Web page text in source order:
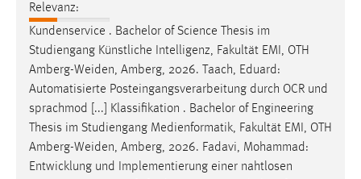
Relevanz:
Kundenservice . Bachelor of Science Thesis im
Studiengang Künstliche Intelligenz, Fakultät EMI, OTH
Amberg-Weiden, Amberg, 2026. Taach, Eduard:
Automatisierte Posteingangsverarbeitung durch OCR und
sprachmod [...] Klassifikation . Bachelor of Engineering
Thesis im Studiengang Medienformatik, Fakultät EMI, OTH
Amberg-Weiden, Amberg, 2026. Fadavi, Mohammad:
Entwicklung und Implementierung einer nahtlosen